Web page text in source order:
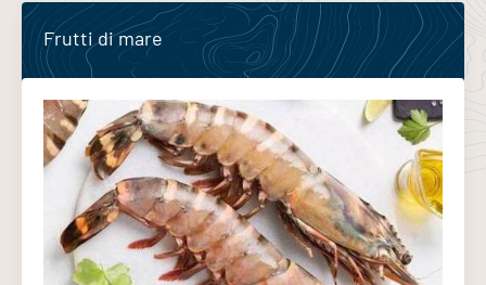
Frutti di mare